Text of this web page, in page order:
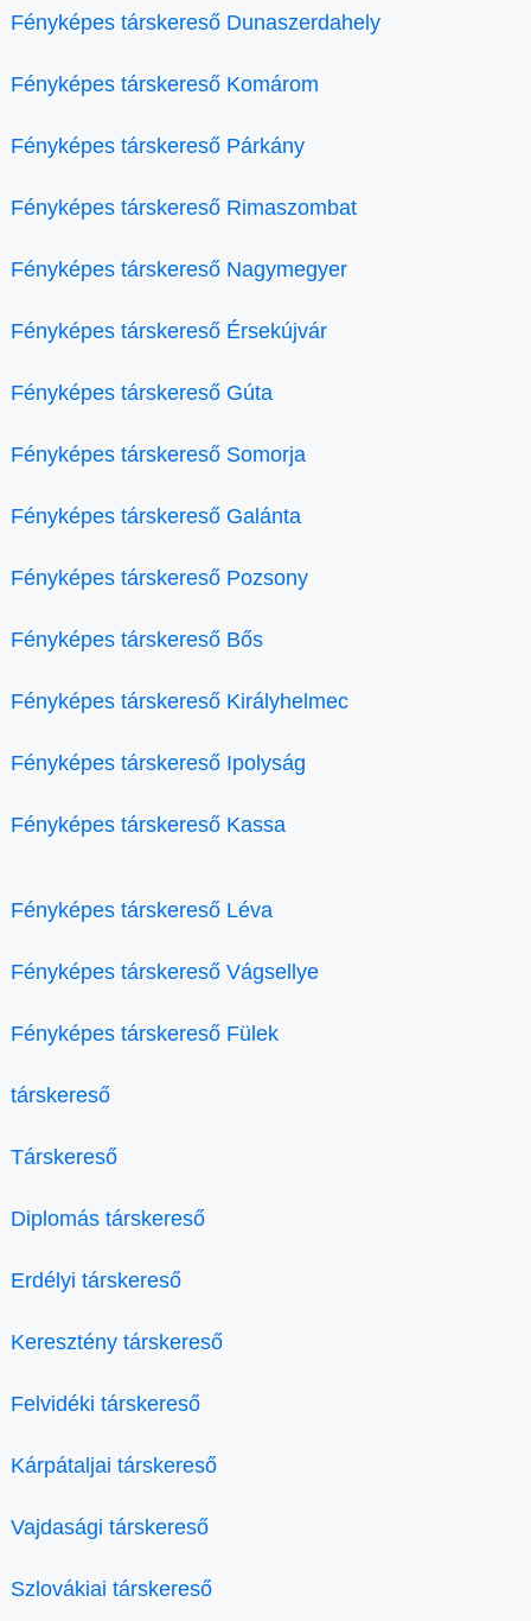
Fényképes társkereső Dunaszerdahely
Fényképes társkereső Komárom
Fényképes társkereső Párkány
Fényképes társkereső Rimaszombat
Fényképes társkereső Nagymegyer
Fényképes társkereső Érsekújvár
Fényképes társkereső Gúta
Fényképes társkereső Somorja
Fényképes társkereső Galánta
Fényképes társkereső Pozsony
Fényképes társkereső Bős
Fényképes társkereső Királyhelmec
Fényképes társkereső Ipolyság
Fényképes társkereső Kassa
Fényképes társkereső Léva
Fényképes társkereső Vágsellye
Fényképes társkereső Fülek
társkereső
Társkereső
Diplomás társkereső
Erdélyi társkereső
Keresztény társkereső
Felvidéki társkereső
Kárpátaljai társkereső
Vajdasági társkereső
Szlovákiai társkereső